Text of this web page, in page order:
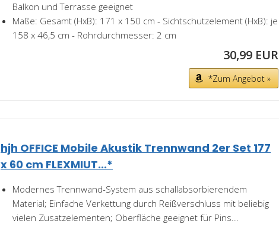
Balkon und Terrasse geeignet
Maße: Gesamt (HxB): 171 x 150 cm - Sichtschutzelement (HxB): je
158 x 46,5 cm - Rohrdurchmesser: 2 cm
30,99 EUR
*Zum Angebot »
hjh OFFICE Mobile Akustik Trennwand 2er Set 177
x 60 cm FLEXMIUT...*
Modernes Trennwand-System aus schallabsorbierendem
Material; Einfache Verkettung durch Reißverschluss mit beliebig
vielen Zusatzelementen; Oberfläche geeignet für Pins...